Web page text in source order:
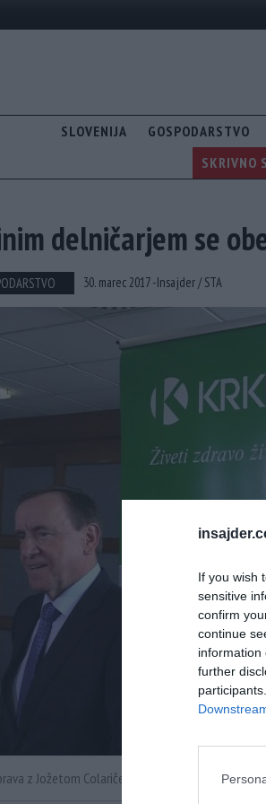
If you wish
sensitive
confirm
continue
information
further
SLOVENIJA GOSPODARSTVO
SKRIVNO
delničarjem se
30. marec 2017 -Insajder /STA
z Jožetom Colaričem bo delničarje razveselila